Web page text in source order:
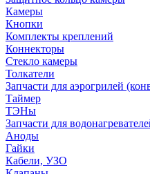
Камеры
Кнопки
Комплекты креплений
Коннекторы
Стекло камеры
Толкатели
Запчасти для аэрогрилей
Таймер
ТЭНы
Запчасти для
Аноды
Гайки
Кабели, УЗО